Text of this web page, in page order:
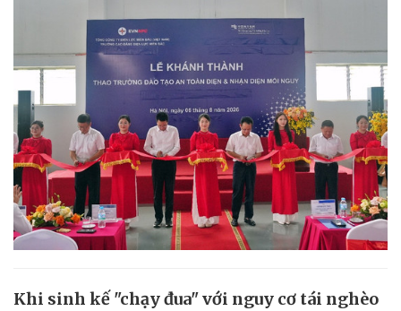
Khi sinh kế "chạy đua" với nguy cơ tái nghèo